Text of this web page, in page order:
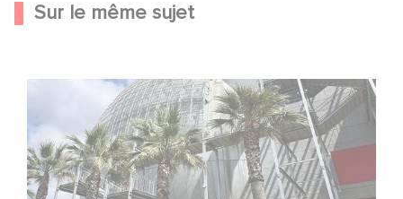
Sur le même sujet
Gaumont célèbre ses 130 ans au Musée des Oscars à
Los Angeles !